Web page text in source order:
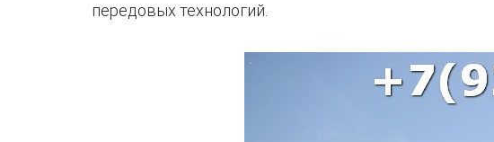
передовых технологий.